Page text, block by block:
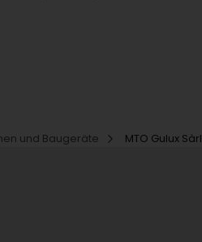
und Baugeräte MTO Gulux Sàrl